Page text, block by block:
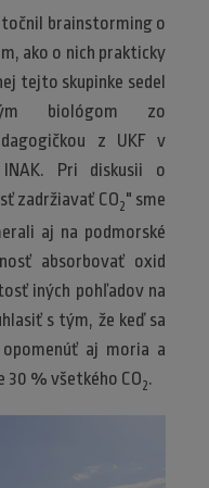
brainstorming o
ako o nich prakticky
tejto skupinke sedel
biológom zo
z UKF v
Pri diskusii o
zadržiavať CO2" sme
aj na podmorské
absorbovať oxid
iných pohľadov na
s tým, že keď sa
aj moria a
30 % všetkého CO2.